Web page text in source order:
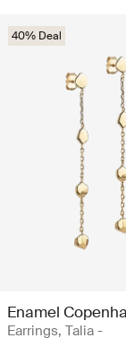
40% Deal
Enamel
Earrings, Talia -